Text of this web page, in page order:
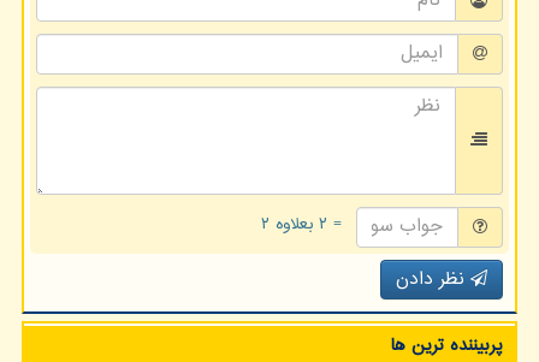
= ۲ بعلاوه ۲
نظر دادن
پربیننده ترین ها